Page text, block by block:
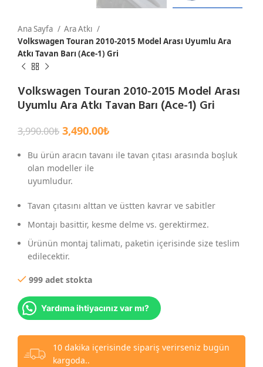
Ana Sayfa
Ara Atkı
Volkswagen Touran 2010-2015 Model Arası Uyumlu Ara
Atkı Tavan Barı (Ace-1) Gri
Volkswagen Touran 2010-2015 Model Arası
Uyumlu Ara Atkı Tavan Barı (Ace-1) Gri
3,990.00₺ 3,490.00₺
Bu ürün aracın tavanı ile tavan çıtası arasında boşluk
olan modeller ile
uyumludur.
Tavan çıtasını alttan ve üstten kavrar ve sabitler
Montajı basittir, kesme delme vs. gerektirmez.
Ürünün montaj talimatı, paketin içerisinde size teslim
edilecektir.
999 adet stokta
Yardıma ihtiyacınız var mı?
10 dakika içerisinde sipariş verirseniz bugün
kargoda..